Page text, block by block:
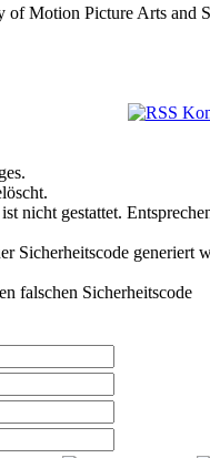
Motion Picture Arts and
nicht gestattet.
Sicherheitscode generiert
falschen Sicherheitscode